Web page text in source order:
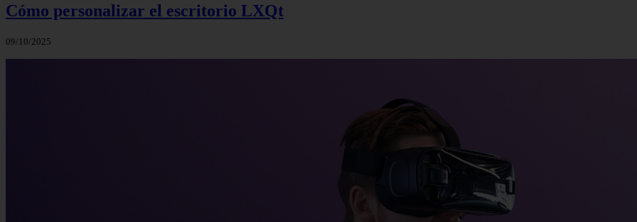
Cómo personalizar el escritorio LXQt
09/10/2025